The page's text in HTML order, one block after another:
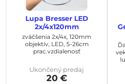
Lupa Bresser LED
2x/4x120mm
zväčšenia 2x/4x, 120mm
objektív, LED, 5-26cm
prac.vzdialenosť
Ukončený predaj
20 €